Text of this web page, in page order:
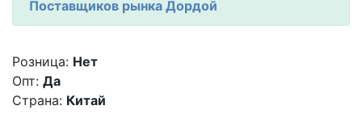
Поставщиков рынка Дордой
Розница: Нет
Опт: Да
Страна: Китай